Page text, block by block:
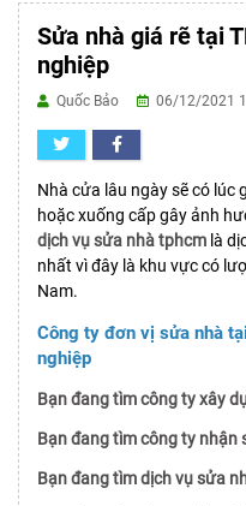
Sửa nhà giá rẽ tại
nghiệp
Quốc Bảo 06/12/2021
Nhà cửa lâu ngày sẽ có
hoặc xuống cấp gây ảnh
dịch vụ sửa nhà tphcm là
nhất vì đây là khu vực có
Nam.
Công ty đơn vị sửa nhà
nghiệp
Bạn đang tìm công ty xây
Bạn đang tìm công ty nhận
Bạn đang tìm dịch vụ sửa